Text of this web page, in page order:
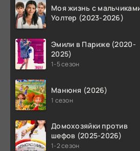
Моя жизнь с
Уолтер (2023-2026)
Эмили в Париже (2020-
2025)
1-5 сезон
Манюня (2026)
1 сезон
Домохозяйки против
шефов (2025-2026)
1-2 сезон